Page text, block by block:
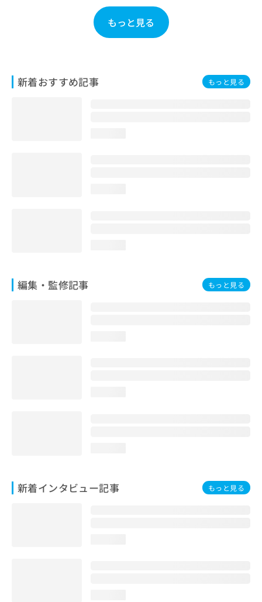
もっと見る
新着おすすめ記事 もっと見る
編集・監修記事 もっと見る
新着インタビュー記事 もっと見る
は
こ